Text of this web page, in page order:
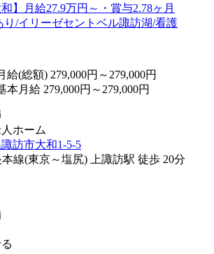
給(総額) 279,000円～279,000円
本月給 279,000円～279,000円
ホーム
訪市大和1-5-5
本線(東京～塩尻) 上諏訪駅 徒歩 20分